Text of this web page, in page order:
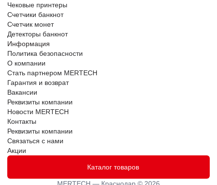
Чековые принтеры
Счетчики банкнот
Счетчик монет
Детекторы банкнот
Информация
Политика безопасности
О компании
Стать партнером MERTECH
Гарантия и возврат
Вакансии
Реквизиты компании
Новости MERTECH
Контакты
Реквизиты компании
Связаться с нами
Акции
Каталог товаров